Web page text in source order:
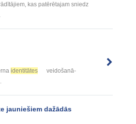
kas patērētajam sniedz
identitātes
veidošanā-
jauniešiem dažādās